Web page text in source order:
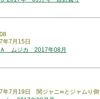
年7月15日
Ａ ムジカ 2017年08月
年7月19日 関ジャニ∞とジャムり倒